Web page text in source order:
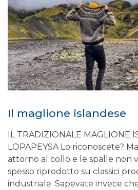
Il maglione islandese
IL TRADIZIONALE MAGLIONE
LOPAPEYSA Lo riconoscete?
attorno al collo e le spalle non
spesso riprodotto su classici
industriale. Sapevate invece